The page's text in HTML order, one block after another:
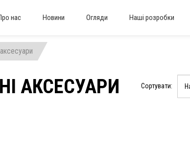
нас Новини Огляди Наші розробки
АКСЕСУАРИ Сортувати: